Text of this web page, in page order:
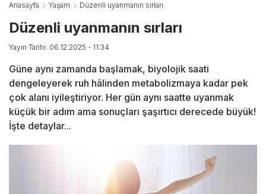
Anasayfa Yaşam Düzenli uyanmanın sırları
Düzenli uyanmanın sırları
Yayın Tarihi: 06.12.2025 - 11:34
Güne aynı zamanda başlamak, biyolojik saati
dengeleyerek ruh hâlinden metabolizmaya kadar pek
çok alanı iyileştiriyor. Her gün aynı saatte uyanmak
küçük bir adım ama sonuçları şaşırtıcı derecede büyük!
İşte detaylar...